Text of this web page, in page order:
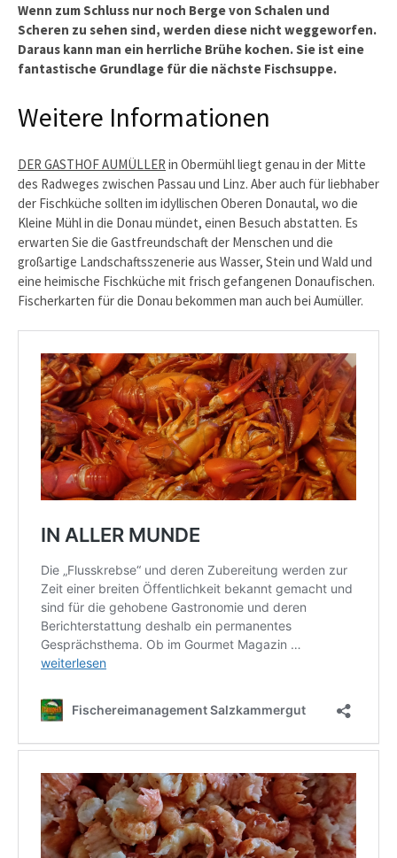
Wenn zum Schluss nur noch Berge von Schalen und
Scheren zu sehen sind, werden diese nicht weggeworfen.
Daraus kann man ein herrliche Brühe kochen. Sie ist eine
fantastische Grundlage für die nächste Fischsuppe.
Weitere Informationen
DER GASTHOF AUMÜLLER in Obermühl liegt genau in der Mitte
des Radweges zwischen Passau und Linz. Aber auch für liebhaber
der Fischküche sollten im idyllischen Oberen Donautal, wo die
Kleine Mühl in die Donau mündet, einen Besuch abstatten. Es
erwarten Sie die Gastfreundschaft der Menschen und die
großartige Landschaftsszenerie aus Wasser, Stein und Wald und
eine heimische Fischküche mit frisch gefangenen Donaufischen.
Fischerkarten für die Donau bekommen man auch bei Aumüller.